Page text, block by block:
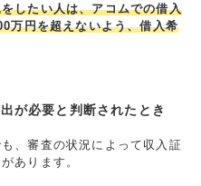
したい人は、アコムでの借入
万円を超えないよう、借入希
が必要と判断されたとき
、審査の状況によって収入証
あります。